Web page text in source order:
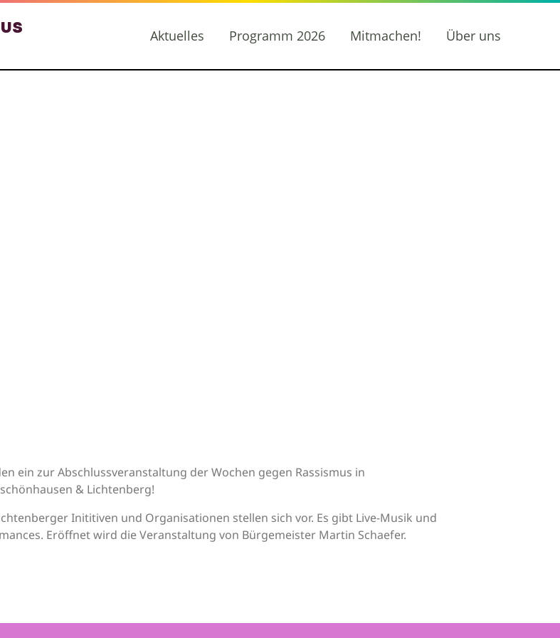
Aktuelles Programm 2026 Mitmachen! Über uns
ein zur Abschlussveranstaltung der Wochen gegen Rassismus in
& Lichtenberg!
Inititiven und Organisationen stellen sich vor. Es gibt Live-Musik und
Eröffnet wird die Veranstaltung von Bürgemeister Martin Schaefer.